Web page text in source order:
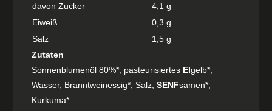
davon Zucker
4,1 g
Eiweiß
0,3 g
Salz
1,5 g
Zutaten
Sonnenblumenöl 80%*, pasteurisiertes EIgelb*,
Wasser, Branntweinessig*, Salz,SENFsamen*,
Kurkuma*